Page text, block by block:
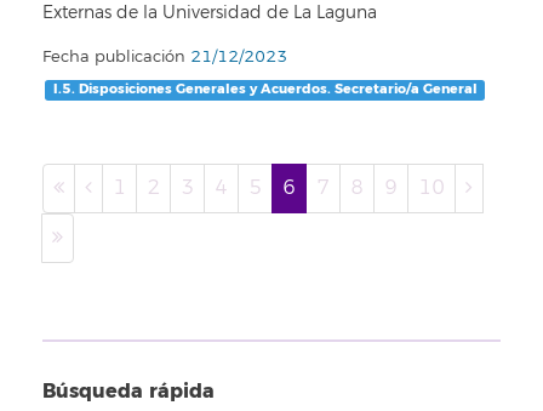
Externas de la Universidad de La Laguna
Fecha publicación 21/12/2023
I.5. Disposiciones Generales y Acuerdos. Secretario/a General
1 2 3 4 5 6 7 8 9 10
Búsqueda rápida